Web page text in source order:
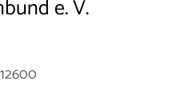
e. V.